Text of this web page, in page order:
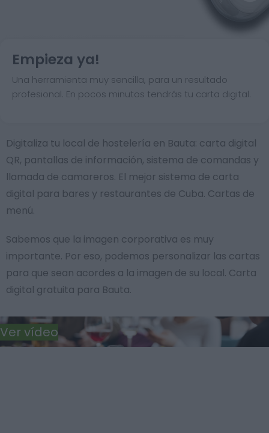
Empieza ya!
Una herramienta muy sencilla, para un resultado
profesional. En pocos minutos tendrás tu carta digital.
Digitaliza tu local de hostelería en Bauta: carta digital
QR, pantallas de información, sistema de comandas y
llamada de camareros. El mejor sistema de carta
digital para bares y restaurantes de Cuba. Cartas de
menú.
Sabemos que la imagen corporativa es muy
importante. Por eso, podemos personalizar las cartas
para que sean acordes a la imagen de su local. Carta
digital gratuita para Bauta.
Ver vídeo